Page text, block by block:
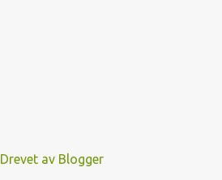
Drevet av Blogger